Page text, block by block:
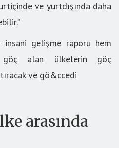
ve yurtdışında daha
gelişme raporu hem
alan ülkelerin göç
ve gö&ccedi
arasında